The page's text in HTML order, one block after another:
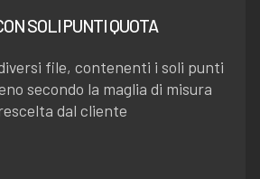
SOLI PUNTI QUOTA
file, contenenti i soli punti
secondo la maglia di misura
dal cliente